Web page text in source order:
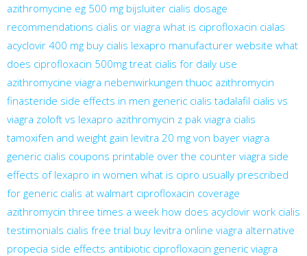
azithromycine eg 500 mg bijsluiter cialis dosage
recommendations cialis or viagra what is ciprofloxacin cialas
acyclovir 400 mg buy cialis lexapro manufacturer website what
does ciprofloxacin 500mg treat cialis for daily use
azithromycine viagra nebenwirkungen thuoc azithromycin
finasteride side effects in men generic cialis tadalafil cialis vs
viagra zoloft vs lexapro azithromycin z pak viagra cialis
tamoxifen and weight gain levitra 20 mg von bayer viagra
generic cialis coupons printable over the counter viagra side
effects of lexapro in women what is cipro usually prescribed
for generic cialis at walmart ciprofloxacin coverage
azithromycin three times a week how does acyclovir work cialis
testimonials cialis free trial buy levitra online viagra alternative
propecia side effects antibiotic ciprofloxacin generic viagra